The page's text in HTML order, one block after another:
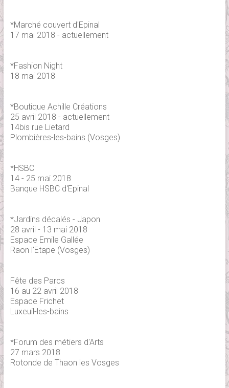
*Marché couvert d'Epinal
17 mai 2018 - actuellement
*Fashion Night
18 mai 2018
*Boutique Achille Créations
25 avril 2018 - actuellement
14bis rue Lietard
Plombières-les-bains (Vosges)
*HSBC
14 - 25 mai 2018
Banque HSBC d'Epinal
*Jardins décalés - Japon
28 avril - 13 mai 2018
Espace Emile Gallée
Raon l'Etape (Vosges)
Fête des Parcs
16 au 22 avril 2018
Espace Frichet
Luxeuil-les-bains
*Forum des métiers d'Arts
27 mars 2018
Rotonde de Thaon les Vosges